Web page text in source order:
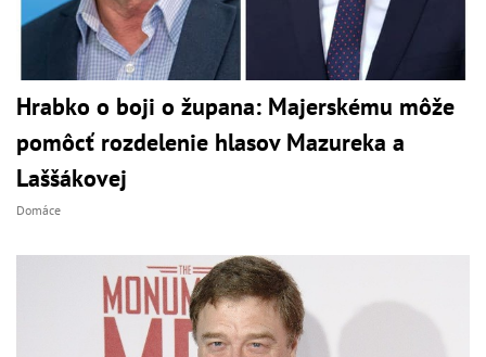
Hrabko o boji o župana: Majerskému môže
pomôcť rozdelenie hlasov Mazureka a
Laššákovej
Domáce